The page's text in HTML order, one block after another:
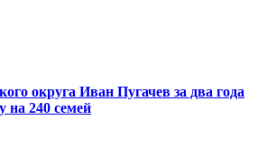
округа Иван Пугачев за два года
на 240 семей